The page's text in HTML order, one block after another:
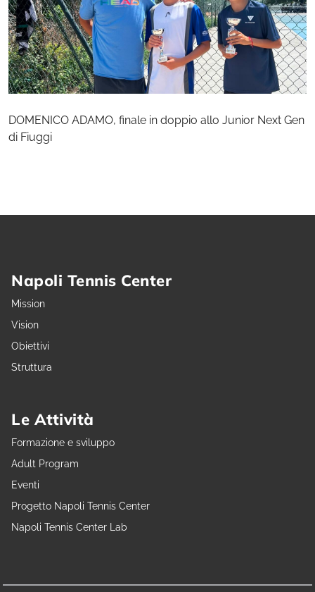
DOMENICO ADAMO, finale in doppio allo Junior Next Gen
di Fiuggi
Napoli Tennis Center
Mission
Vision
Obiettivi
Struttura
Le Attività
Formazione e sviluppo
Adult Program
Eventi
Progetto Napoli Tennis Center
Napoli Tennis Center Lab